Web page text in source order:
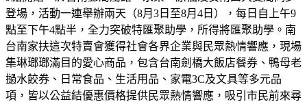
登場，活動一連舉辦兩天（8月3日至8月4日），每日自上午9
點至下午4點半，全力突破特匯聚助學，所得將匯聚助學。南
台南家扶這次特賣會獲得社會各界企業與民眾熱情響應，現場
集琳瑯瑯滿目的愛心商品，包含台南劍橋大飯店餐券、鴨母老
撾水餃券、日常食品、生活用品、家電3C及文具等多元品
項，皆以公益結優惠價格提供民眾熱情響應，吸引市民前來尋